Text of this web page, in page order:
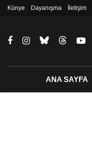
Künye Dayanışma İletişim
ANA SAYFA